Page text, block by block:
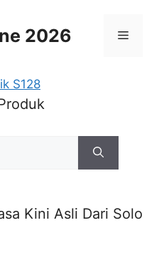
2026 Menu
Kini Asli Dari Solo